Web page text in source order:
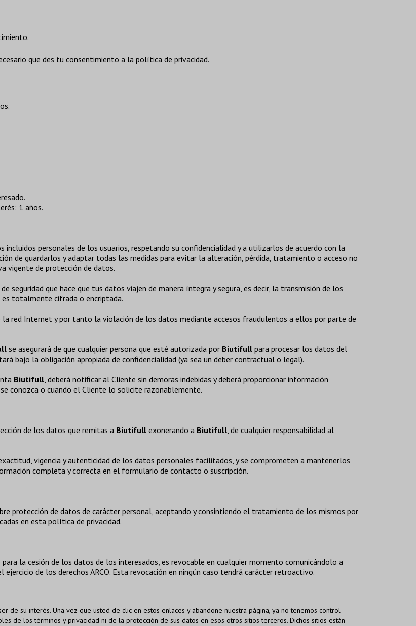
que des tu consentimiento a la política de privacidad.
1 años.
personales de los usuarios, respetando su confidencialidad y a utilizarlos de acuerdo con la
de guardarlos y adaptar todas las medidas para evitar la alteración, pérdida, tratamiento o acceso no
vigente de protección de datos.
seguridad que hace que tus datos viajen de manera íntegra y segura, es decir, la transmisión de los
es totalmente cifrada o encriptada.
la red Internet y por tanto la violación de los datos mediante accesos fraudulentos a ellos por parte de
se asegurará de que cualquier persona que esté autorizada por Biutifull para procesar los datos del
bajo la obligación apropiada de confidencialidad (ya sea un deber contractual o legal).
Biutifull, deberá notificar al Cliente sin demoras indebidas y deberá proporcionar información
conozca o cuando el Cliente lo solicite razonablemente.
de los datos que remitas a Biutifull exonerando a Biutifull, de cualquier responsabilidad al
vigencia y autenticidad de los datos personales facilitados, y se comprometen a mantenerlos
completa y correcta en el formulario de contacto o suscripción.
protección de datos de carácter personal, aceptando y consintiendo el tratamiento de los mismos por
en esta política de privacidad.
la cesión de los datos de los interesados, es revocable en cualquier momento comunicándolo a
de los derechos ARCO. Esta revocación en ningún caso tendrá carácter retroactivo.
de su interés. Una vez que usted de clic en estos enlaces y abandone nuestra página, ya no tenemos control
de los términos y privacidad ni de la protección de sus datos en esos otros sitios terceros. Dichos sitios están